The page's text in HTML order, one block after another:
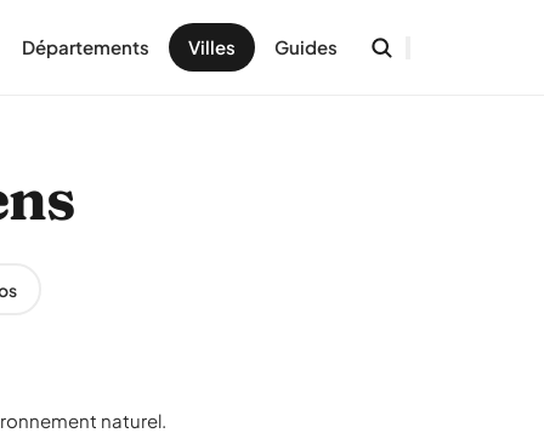
Départements Villes Guides
naturel.